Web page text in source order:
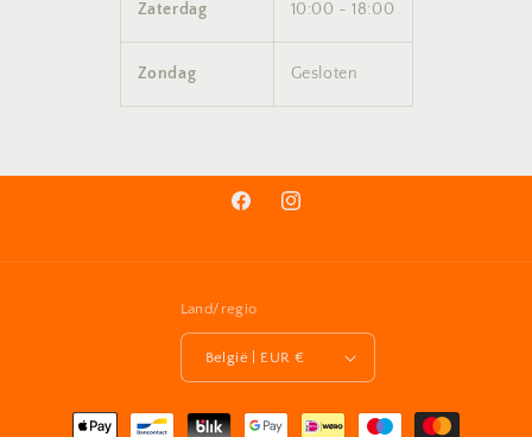
Zaterdag 10:00 - 18:00
Zondag Gesloten
FacebookInstagram
Land/regio
België | EUR €
Betaalmethoden